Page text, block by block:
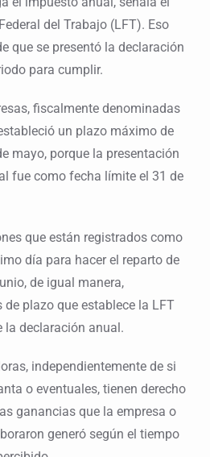
del Trabajo (LFT). Eso
que se presentó la declaración
para cumplir.
fiscalmente denominadas
un plazo máximo de
mayo, porque la presentación
fue como fecha límite el 31 de
que están registrados como
día para hacer el reparto de
de igual manera,
plazo que establece la LFT
la declaración anual.
independientemente de si
o eventuales, tienen derecho
ganancias que la empresa o
generó según el tiempo